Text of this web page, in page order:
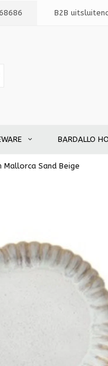
B2B
BARDALLO
Mallorca Sand Beige